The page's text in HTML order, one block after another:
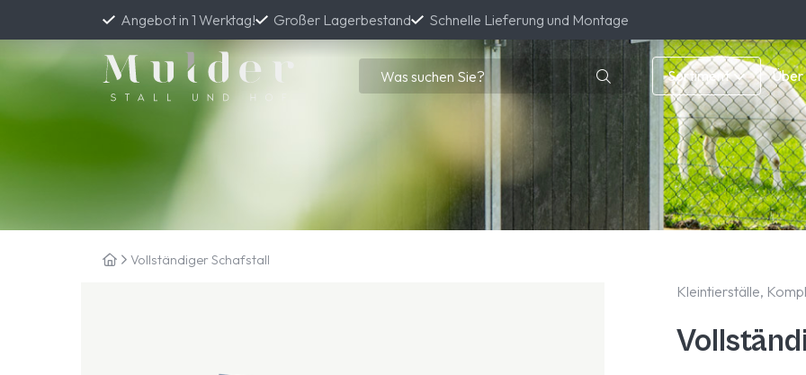
Angebot in 1 Werktag! Großer Lagerbestand Schnelle Lieferung und Montage
Sortiment Über
Vollständiger Schafstall
Kleintierställe,